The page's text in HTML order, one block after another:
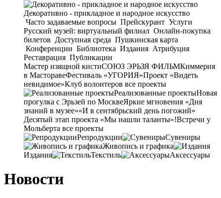
Декоративно - прикладное и народное искусство
Часто задаваемые вопросы Прейскурант Услуги
Русский музей: виртуальный филиал Онлайн-покупка
билетов Доступная среда Пушкинская карта
Конференции Библиотека Издания Атрибуция
Реставрация Публикации
Мастер изящной кистиСОЮЗ ЭРЬЗЯ ФИЛЬМКиммерия
в МасторавеФестиваль «УГОРИЯ»Проект «Видеть
невидимое»Клуб волонтеров все проекты
Реализованные проектыНовая
прогулка с Эрьзей по МосквеЯркие мгновения «Дня
знаний в музее»«И в сентябрьский день погожий»
Десятый этап проекта «Мы нашли таланты»!Встречи у
Мольберта все проекты
Репродукции
Сувениры
Живопись и графика
Издания
Текстиль Аксессуары
Новости